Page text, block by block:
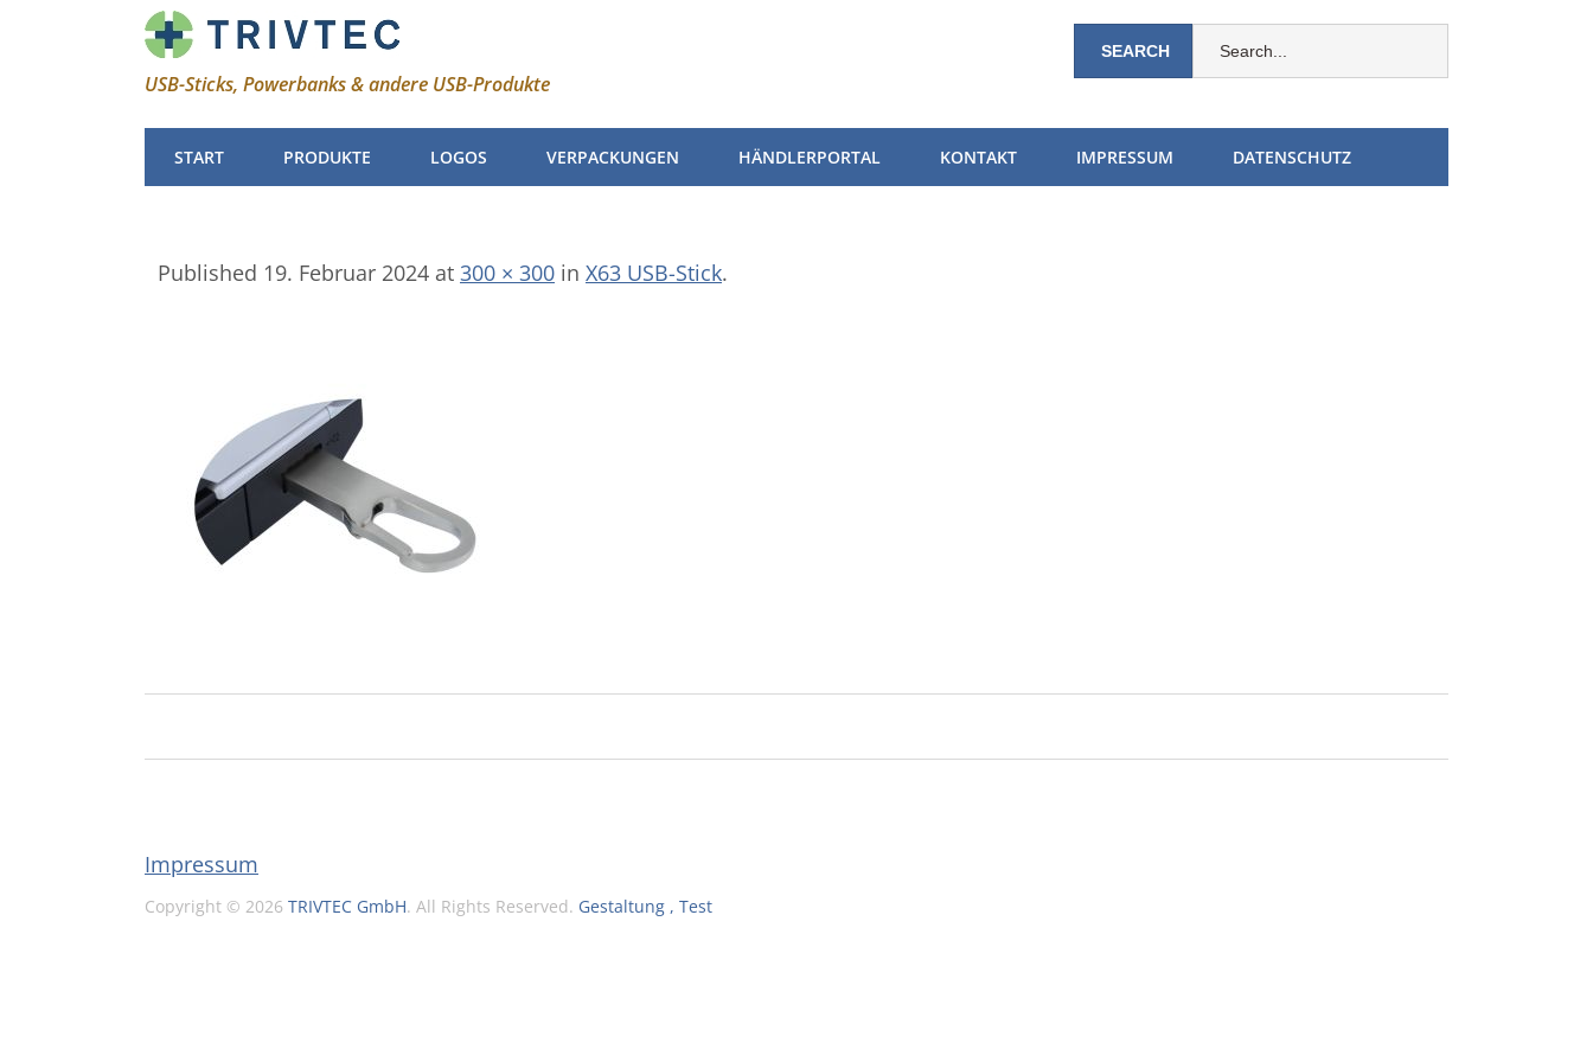
USB-Sticks, Powerbanks & andere USB-Produkte
START PRODUKTE LOGOS VERPACKUNGEN HÄNDLERPORTAL KONTAKT IMPRESSUM DATENSCHUTZ
Published 19. Februar 2024 at 300 × 300 in X63 USB-Stick.
Impressum
Copyright © 2026 TRIVTEC GmbH. All Rights Reserved. Gestaltung , Test